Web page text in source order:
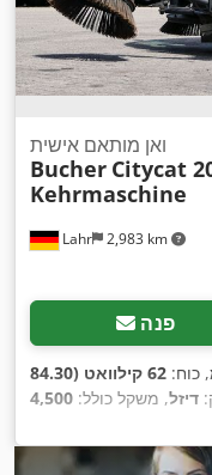
Lahr 2,983 km
ואן מותאם אישית
Bucher Citycat
Kehrmaschine
פנה
, כוח:
62 קילוואט (84.30
דיזל, משקל כולל: 4,500